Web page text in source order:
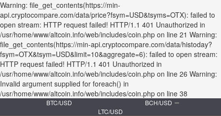
Warning: file_get_contents(https://min-
api.cryptocompare.com/data/price?fsym=USD&tsyms=OTX): failed to
open stream: HTTP request failed! HTTP/1.1 401 Unauthorized in
/usr/home/www/altcoin.info/web/includes/coin.php on line 21 Warning:
file_get_contents(https://min-api.cryptocompare.com/data/histoday?
fsym=OTX&tsym=USD&limit=10&aggregate=6): failed to open stream:
HTTP request failed! HTTP/1.1 401 Unauthorized in
/usr/home/www/altcoin.info/web/includes/coin.php on line 26 Warning:
Invalid argument supplied for foreach() in
/usr/home/www/altcoin.info/web/includes/coin.php on line 38
BTC/USD
BCH/USD
LTC/USD